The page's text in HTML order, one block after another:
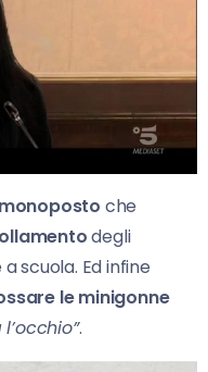
che
degli
scuola. Ed infine
le minigonne
.